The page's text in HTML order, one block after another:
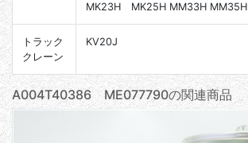
MK23H MK25H MM33H MM35H
トラック
クレーン
KV20J
A004T40386 ME077790の関連商品